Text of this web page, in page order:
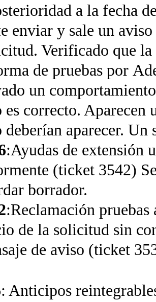
a la fecha
enviar y sale un
Verificado que
de pruebas por
un
es correcto. Aparecen
deberían aparecer. Un
:Ayudas de extensión
(ticket 3542)
borrador.
:Reclamación
de la solicitud sin
de aviso (ticket
: Anticipos